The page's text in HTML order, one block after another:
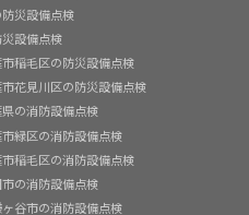
災設備点検
設備点検
稲毛区の防災設備点検
花見川区の防災設備点検
の消防設備点検
緑区の消防設備点検
稲毛区の消防設備点検
市の消防設備点検
谷市の消防設備点検